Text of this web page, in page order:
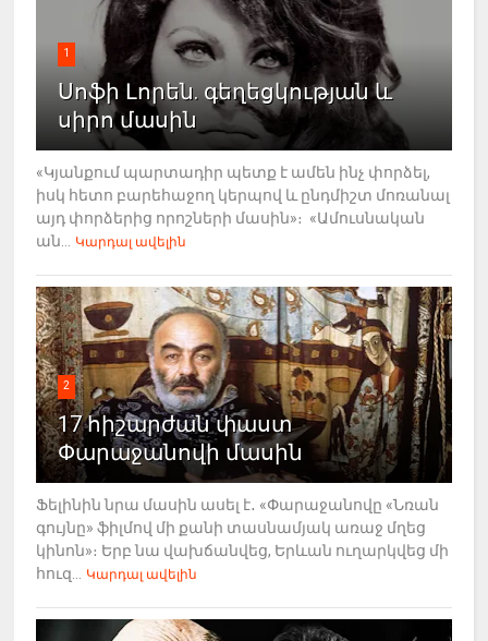
1
Սոֆի Լորեն. գեղեցկության և
սիրո մասին
«Կյանքում պարտադիր պետք է ամեն ինչ փորձել,
իսկ հետո բարեհաջող կերպով և ընդմիշտ մոռանալ
այդ փորձերից որոշների մասին»։ «Ամուսնական
ան...
Կարդալ ավելին
2
17 հիշարժան փաստ
Փարաջանովի մասին
Ֆելինին նրա մասին ասել է․ «Փարաջանովը «Նռան
գույնը» ֆիլմով մի քանի տասնամյակ առաջ մղեց
կինոն»։ Երբ նա վախճանվեց, Երևան ուղարկվեց մի
հուզ...
Կարդալ ավելին